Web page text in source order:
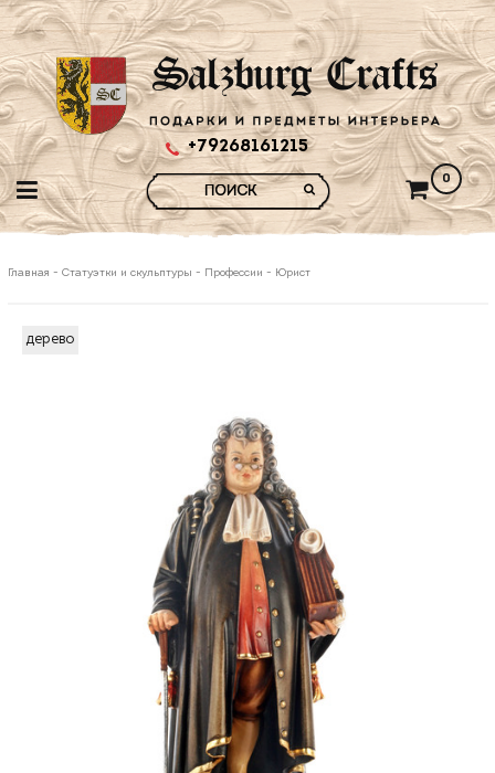
+79268161215
0
Главная - Статуэтки и скульптуры - Профессии - Юрист
дерево